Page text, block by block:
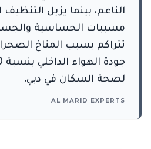
الناعم، بينما يزيل التنظيف
مسببات الحساسية
تتراكم بسبب المناخ
لصحة السكان في دبي.
AL MARID EXPERTS